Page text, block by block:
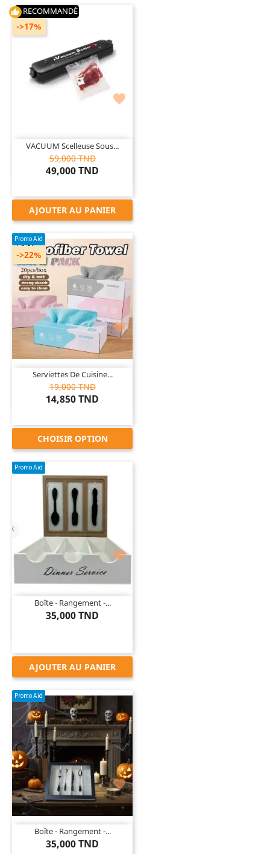

thumb_up RECOMMANDÉ
VACUUM Scelleuse Sous...
59,000 TND
49,000 TND
->17%
AJOUTER AU PANIER

Promo Aid
Serviettes De Cuisine...
19,000 TND
14,850 TND
->22%
CHOISIR OPTION

Promo Aid
Boîte - Rangement -...
35,000 TND
AJOUTER AU PANIER

Promo Aid
Boîte - Rangement -...
35,000 TND